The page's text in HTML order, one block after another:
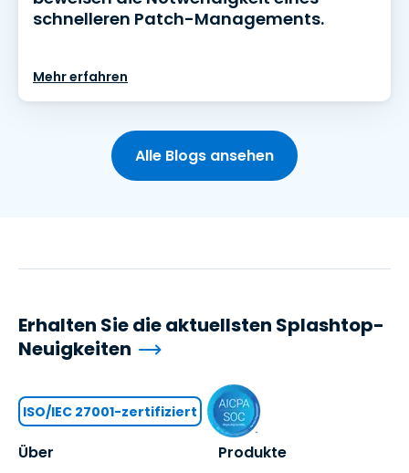
schnelleren Patch-Managements.
Mehr erfahren
Alle Blogs ansehen
Über Produkte
Erhalten Sie die aktuellsten Splashtop-
Neuigkeiten
ISO/IEC 27001-zertifiziert